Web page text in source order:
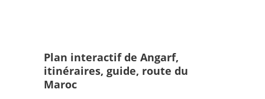
Plan interactif de Angarf,
itinéraires, guide, route du
Maroc